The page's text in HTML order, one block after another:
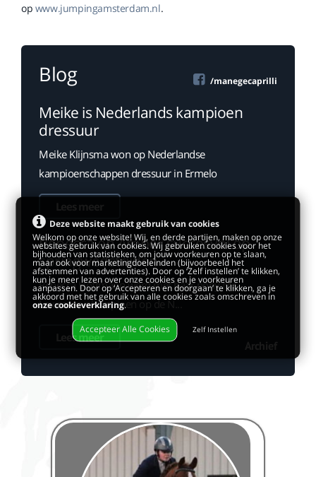
op www.jumpingamsterdam.nl.
Blog /manegecaprilli
Meike is Nederlands kampioen
dressuur
Meike Klijnsma won op Nederlandse
kampioenschappen dressuur in Ermelo
Rebecca en Amber succesvol op
springwedstrijden
Rebecca Hoffmann werd met haar pony Mr.
Lex reservekampioen op de N...
Lees meer
Deze website maakt gebruik van cookies
Welkom op onze website! Wij, en derde partijen, maken op onze
websites gebruik van cookies. Wij gebruiken cookies voor het
bijhouden van statistieken, om jouw voorkeuren op te slaan,
maar ook voor marketingdoeleinden (bijvoorbeeld het
afstemmen van advertenties). Door op ‘Zelf instellen’ te klikken,
kun je meer lezen over onze cookies en je voorkeuren
aanpassen. Door op ‘Accepteren en doorgaan’ te klikken, ga je
akkoord met het gebruik van alle cookies zoals omschreven in
onze cookieverklaring.
Accepteer Alle Cookies Zelf Instellen